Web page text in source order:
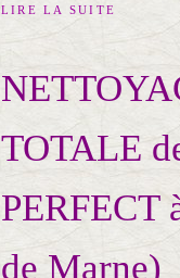
LIRE LA SUITE
TOTALE
PERFECT
de Marne)